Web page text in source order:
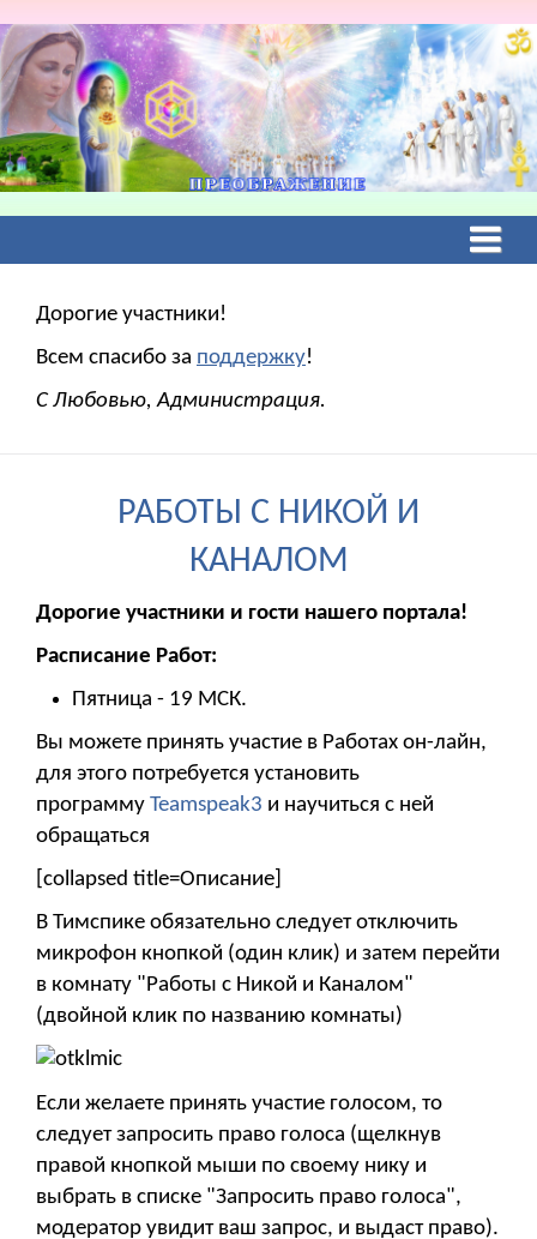
Дорогие участники!
Всем спасибо за поддержку!
С Любовью, Администрация.
РАБОТЫ С НИКОЙ И
КАНАЛОМ
Дорогие участники и гости нашего портала!
Расписание Работ:
Пятница - 19 МСК.
Вы можете принять участие в Работах он-лайн,
для этого потребуется установить
программу Teamspeak3 и научиться с ней
обращаться
[collapsed title=Описание]
В Тимспике обязательно следует отключить
микрофон кнопкой (один клик) и затем перейти
в комнату "Работы с Никой и Каналом"
(двойной клик по названию комнаты)
Если желаете принять участие голосом, то
следует запросить право голоса (щелкнув
правой кнопкой мыши по своему нику и
выбрать в списке "Запросить право голоса",
модератор увидит ваш запрос, и выдаст право).